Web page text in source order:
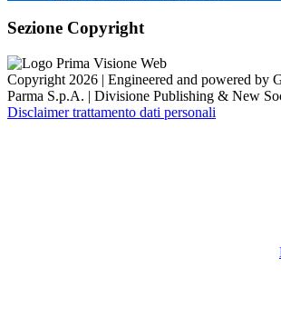
Sezione Copyright
Copyright 2026 | Engineered and powered by
Parma S.p.A. | Divisione Publishing & New
Disclaimer trattamento dati personali